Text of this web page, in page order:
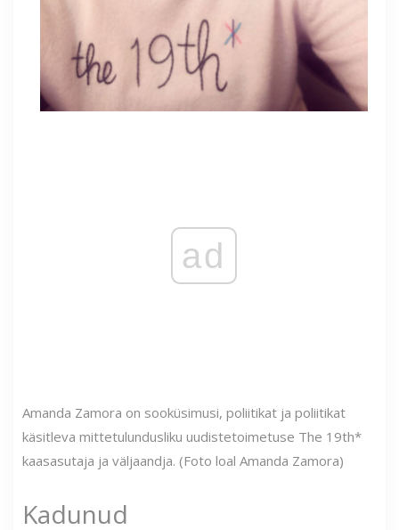
ad
Amanda Zamora on sooküsimusi, poliitikat ja poliitikat
käsitleva mittetulundusliku uudistetoimetuse The 19th*
kaasasutaja ja väljaandja. (Foto loal Amanda Zamora)
Kadunud